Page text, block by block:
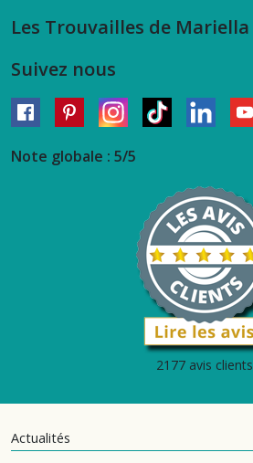
Les Trouvailles de Mariella
Suivez nous
Note globale : 5/5
2177 avis clients
Actualités